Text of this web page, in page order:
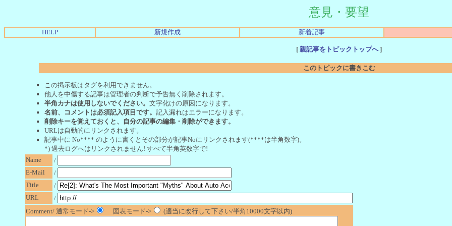
意見・要望
HELP 新規作成 新着記事
[ 親記事をトピックトップへ]
このトピックに書きこむ
この掲示板はタグを利用できません。
他人を中傷する記事は管理者の判断で予告無く削除されます。
半角カナは使用しないでください。 文字化けの原因になります。
名前、コメントは必須記入項目です。 記入漏れはエラーになります。
削除キーを覚えておくと、自分の記事の編集・削除ができます。
URLは自動的にリンクされます。
記事中に No**** のように書くとその部分が記事Noにリンクされます(****は半角数字)。
*) 過去ログへはリンクされません! すべて半角英数字で!
Name
/
E-Mail
/
Title
/
URL
/
Comment/ 通常モード->
図表モード-> (適当に改行して下さい/半角10000文字以内)